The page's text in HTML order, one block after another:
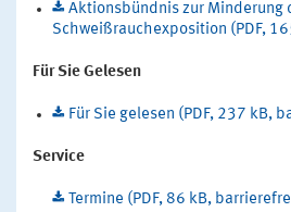
Aktionsbündnis zur Minderung
Schweißrauchexposition (PDF,
Für Sie Gelesen
Für Sie gelesen (PDF, 237 kB,
Service
Termine (PDF, 86 kB,